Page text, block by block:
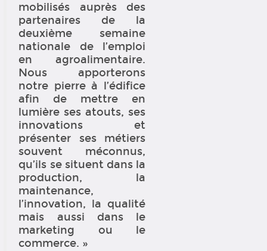
mobilisés auprès des
partenaires de la
deuxième semaine
nationale de l’emploi
en agroalimentaire.
Nous apporterons
notre pierre à l’édifice
afin de mettre en
lumière ses atouts, ses
innovations et
présenter ses métiers
souvent méconnus,
qu’ils se situent dans la
production, la
maintenance,
l’innovation, la qualité
mais aussi dans le
marketing ou le
commerce. »